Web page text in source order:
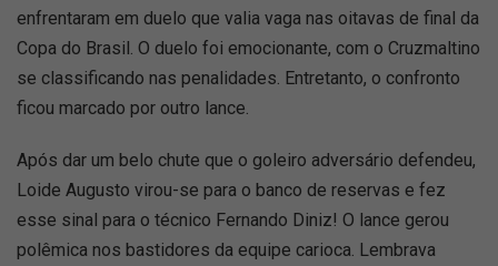
enfrentaram em duelo que valia vaga nas oitavas de final da
Copa do Brasil. O duelo foi emocionante, com o Cruzmaltino
se classificando nas penalidades. Entretanto, o confronto
ficou marcado por outro lance.
Após dar um belo chute que o goleiro adversário defendeu,
Loide Augusto virou-se para o banco de reservas e fez
esse sinal para o técnico Fernando Diniz! O lance gerou
polêmica nos bastidores da equipe carioca. Lembrava